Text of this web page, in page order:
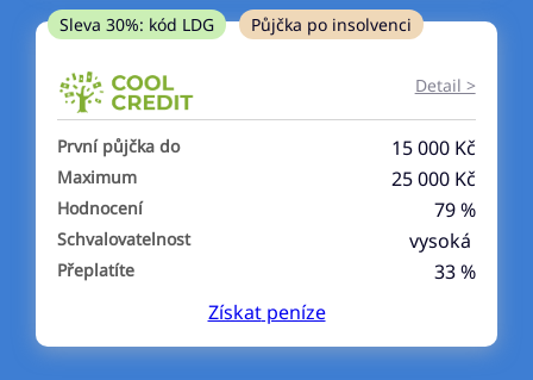
ano
Sleva 30%: kód LDG Půjčka po insolvenci
Detail >
První půjčka do 15 000 Kč
Maximum 25 000 Kč
Hodnocení 79 %
Schvalovatelnost vysoká
Přeplatíte
33 %
Získatpeníze